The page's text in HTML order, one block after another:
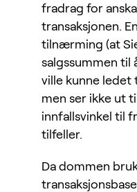
fradrag for
transaksjonen.
tilnærming (at
salgssummen til
ville kunne ledet
men ser ikke ut
innfallsvinkel til
tilfeller.
Da dommen